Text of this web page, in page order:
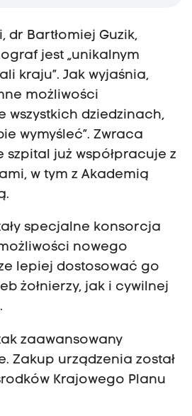
dr Bartłomiej Guzik,
jest „unikalnym
kraju”. Jak wyjaśnia,
możliwości
wszystkich dziedzinach,
wymyśleć”. Zwraca
szpital już współpracuje z
w tym z Akademią
specjalne konsorcja
nowego
lepiej dostosować go
żołnierzy, jak i cywilnej
zaawansowany
Zakup urządzenia został
Krajowego Planu